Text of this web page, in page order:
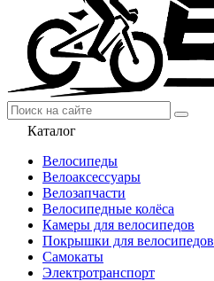
Каталог
Велосипеды
Велоаксессуары
Велозапчасти
Велосипедные колёса
Камеры для велосипедов
Покрышки для велосипедов
Самокаты
Электротранспорт